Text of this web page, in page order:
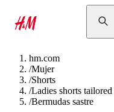
hm.com
/Mujer
/Shorts
/Ladies shorts tailored
/Bermudas sastre